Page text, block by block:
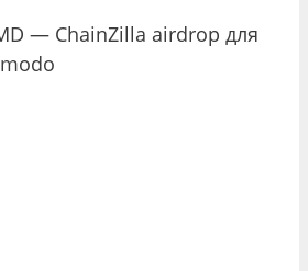
— ChainZilla airdrop для